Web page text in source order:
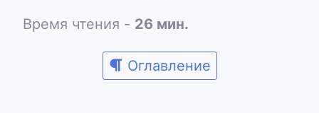
Время чтения - 26 мин.
Оглавление